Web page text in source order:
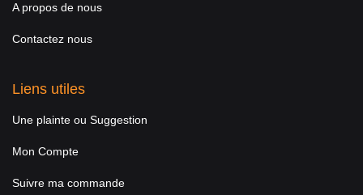
A propos de nous
Contactez nous
Liens utiles
Une plainte ou Suggestion
Mon Compte
Suivre ma commande